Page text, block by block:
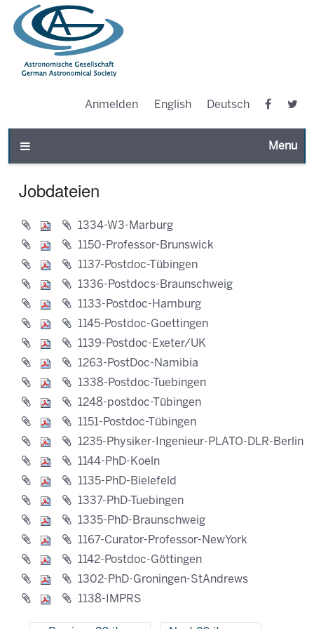
Anmelden English Deutsch
Toggle
Jobdateien
1334-W3-Marburg
1150-Professor-Brunswick
1137-Postdoc-Tübingen
1336-Postdocs-Braunschweig
1133-Postdoc-Hamburg
1145-Postdoc-Goettingen
1139-Postdoc-Exeter/UK
1263-PostDoc-Namibia
1338-Postdoc-Tuebingen
1248-postdoc-Tübingen
1151-Postdoc-Tübingen
1235-Physiker-Ingenieur-PLATO-DLR-Berlin
1144-PhD-Koeln
1135-PhD-Bielefeld
1337-PhD-Tuebingen
1335-PhD-Braunschweig
1167-Curator-Professor-NewYork
1142-Postdoc-Göttingen
1302-PhD-Groningen-StAndrews
1138-IMPRS